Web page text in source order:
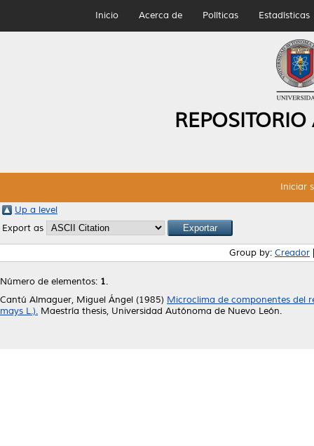
Inicio Acerca de Políticas Estadísticas
Iniciar
Up a level
Export as
Group by: Creador
Número de elementos: 1.
Cantú Almaguer, Miguel Ángel (1985) Microclima de componentes del
mays L.). Maestría thesis, Universidad Autónoma de Nuevo León.